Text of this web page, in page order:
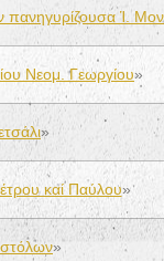
πανηγυρίζουσα Ἱ.
Νεομ. Γεωργίου»
»
καί Παύλου»
»